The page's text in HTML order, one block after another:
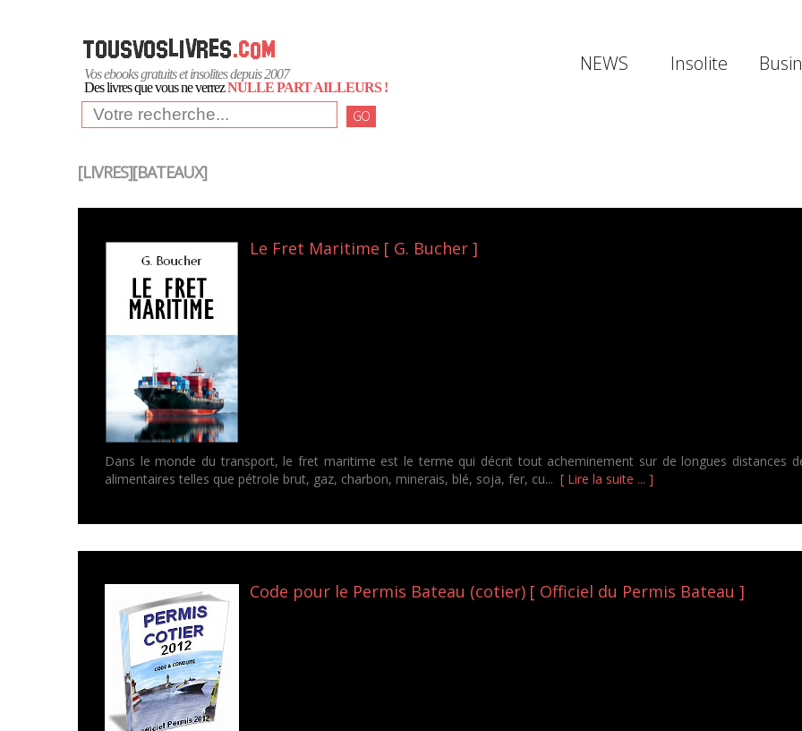
Vos ebooks gratuits et insolites depuis 2007
Des livres que vous ne verrezNULLE PART AILLEURS !
GO
NEWS Insolite
[LIVRES][BATEAUX]
Le Fret Maritime [ G. Bucher ]
Dans le monde du transport, le fret maritime est le terme qui décrit tout acheminement sur de longues distances
alimentaires telles que pétrole brut, gaz, charbon, minerais, blé, soja, fer, cu... [ Lire la suite ... ]
Code pour le Permis Bateau (cotier) [ Officiel du Permis Bateau ]